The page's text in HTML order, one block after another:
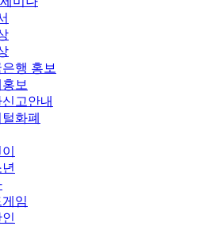
행 홍보
보
고안내
화폐
게임